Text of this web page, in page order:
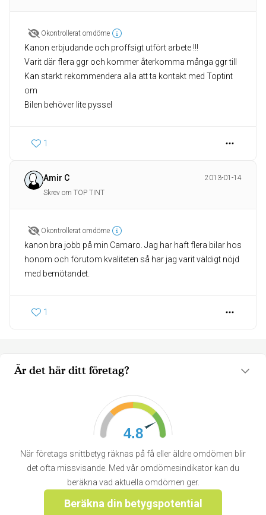
Är det här ditt företag?
4.8
När företags snittbetyg räknas på få eller äldre omdömen blir
det ofta missvisande. Med vår omdömesindikator kan du
beräkna vad aktuella omdömen ger.
Beräkna din betygspotential
Okontrollerat omdöme
Kanon erbjudande och proffsigt utfört arbete !!!
Varit där flera ggr och kommer återkomma många ggr till
Kan starkt rekommendera alla att ta kontakt med Toptint
om
Bilen behöver lite pyssel
1
Amir C
2013-01-14
Skrev om TOP TINT
Okontrollerat omdöme
kanon bra jobb på min Camaro. Jag har haft flera bilar hos
honom och förutom kvaliteten så har jag varit väldigt nöjd
med bemötandet.
1